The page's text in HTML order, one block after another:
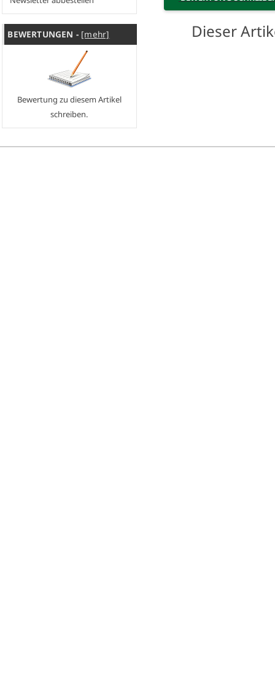
BEWERTUNGEN - [mehr]
Bewertung zu diesem Artikel
schreiben.
Dieser